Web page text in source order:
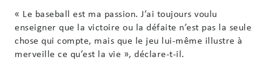
« Le baseball est ma passion. J’ai toujours voulu
enseigner que la victoire ou la défaite n’est pas la seule
chose qui compte, mais que le jeu lui-même illustre à
merveille ce qu’est la vie », déclare-t-il.